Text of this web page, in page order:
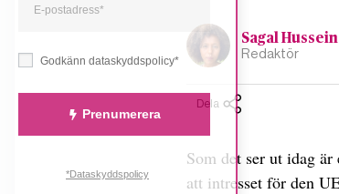
Sagal
Redaktör
Dela
Som det ser ut idag
att intresset för den
Godkänn dataskyddspolicy*
Prenumerera
*Dataskyddspolicy